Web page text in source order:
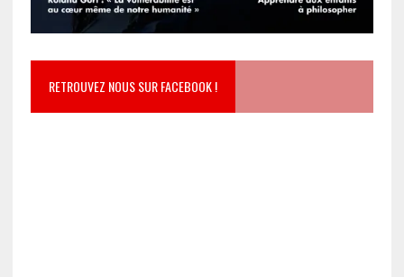
RETROUVEZ NOUS SUR FACEBOOK !